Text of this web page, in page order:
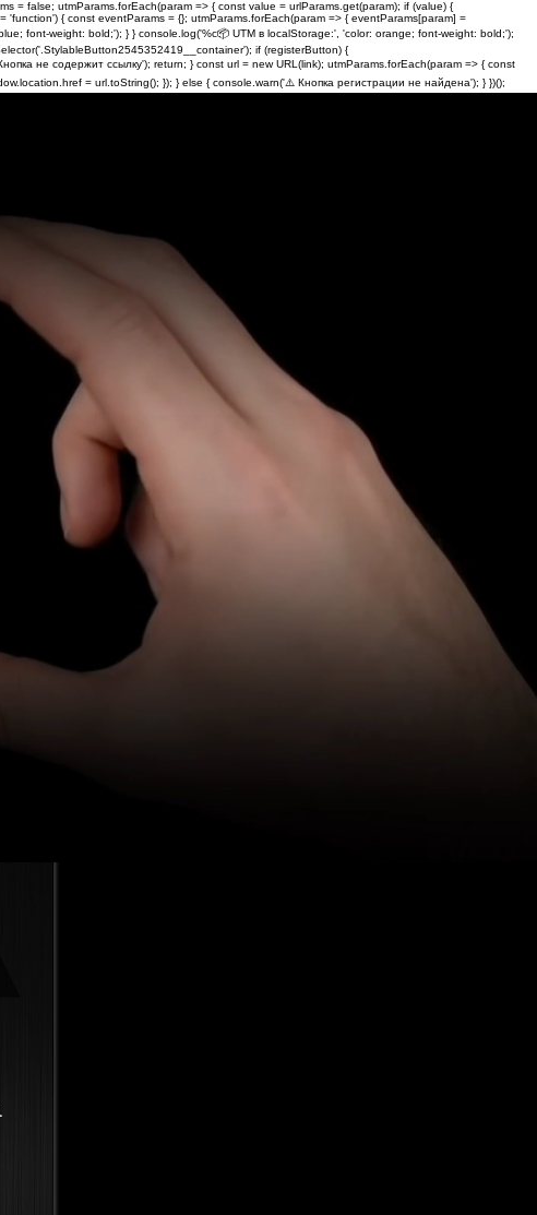
= false; utmParams.forEach(param => { const value = urlParams.get(param); if (value) {
{ const eventParams = {}; utmParams.forEach(param => { eventParams[param] =
font-weight: bold;'); } } console.log('%c📦 UTM в localStorage:', 'color: orange; font-weight: bold;');
if (registerButton) {
не содержит ссылку'); return; } const url = new URL(link); utmParams.forEach(param => { const
= url.toString(); }); } else { console.warn('⚠️ Кнопка регистрации не найдена'); } })();